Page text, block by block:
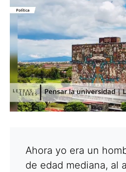
Ahora yo era un
de edad mediana, al